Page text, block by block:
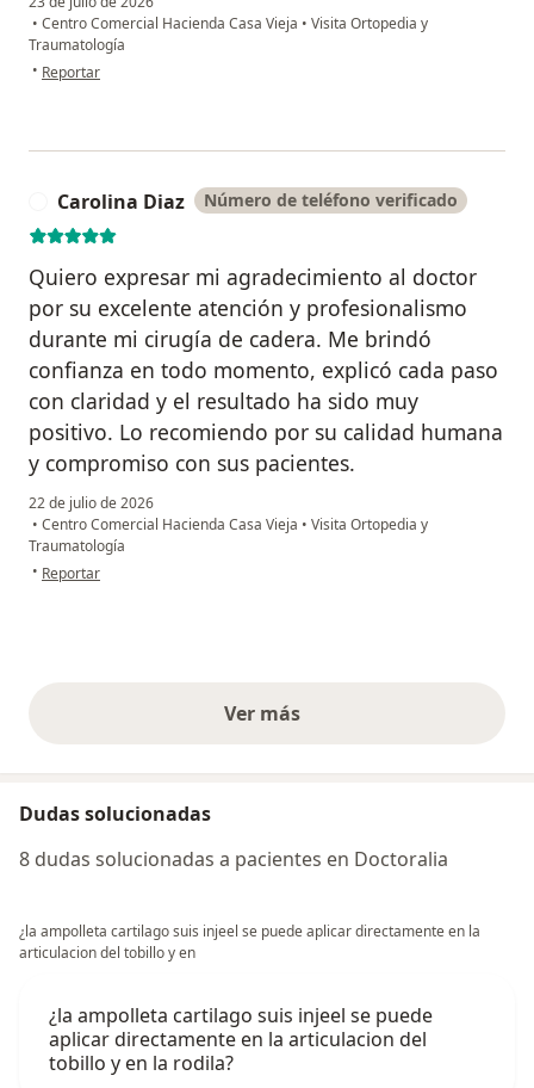
• Centro Comercial Hacienda Casa Vieja • Visita Ortopedia y
Traumatología
• en opinión del usuario Sigifredo Serrano Vargas
Reportar
Carolina Diaz Número de teléfono verificado
Quiero expresar mi agradecimiento al doctor
por su excelente atención y profesionalismo
durante mi cirugía de cadera. Me brindó
confianza en todo momento, explicó cada paso
con claridad y el resultado ha sido muy
positivo. Lo recomiendo por su calidad humana
y compromiso con sus pacientes.
22 de julio de 2026
• Centro Comercial Hacienda Casa Vieja • Visita Ortopedia y
Traumatología
• en opinión del usuario Carolina Diaz
Reportar
Ver másopiniones anteriores
Dudas solucionadas
8 dudas solucionadas a pacientes en Doctoralia
¿la ampolleta cartilago suis injeel se puede aplicar directamente en la
articulacion del tobillo y en
¿la ampolleta cartilago suis injeel se puede
aplicar directamente en la articulacion del
tobillo y en la rodila?